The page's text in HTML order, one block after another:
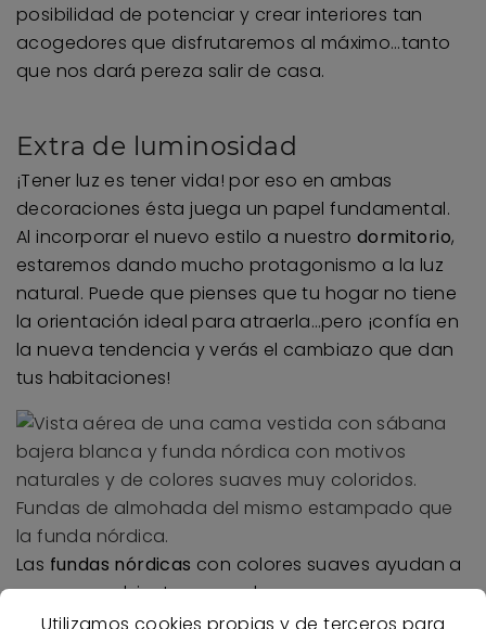
Utilizamos cookies propias y de terceros para
posibilidad de potenciar y crear interiores tan
acogedores que disfrutaremos al máximo…tanto
que nos dará pereza salir de casa.
Extra de luminosidad
¡Tener luz es tener vida! por eso en ambas
decoraciones ésta juega un papel fundamental.
Al incorporar el nuevo estilo a nuestro dormitorio,
estaremos dando mucho protagonismo a la luz
natural. Puede que pienses que tu hogar no tiene
la orientación ideal para atraerla…pero ¡confía en
la nueva tendencia y verás el cambiazo que dan
tus habitaciones!
Las fundas nórdicas con colores suaves ayudan a
crear un ambiente acogedor